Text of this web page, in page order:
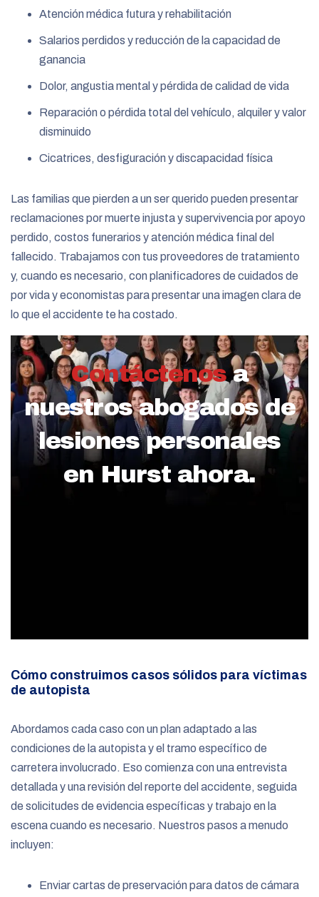
Atención médica futura y rehabilitación
Salarios perdidos y reducción de la capacidad de
ganancia
Dolor, angustia mental y pérdida de calidad de vida
Reparación o pérdida total del vehículo, alquiler y valor
disminuido
Cicatrices, desfiguración y discapacidad física
Las familias que pierden a un ser querido pueden presentar
reclamaciones por muerte injusta y supervivencia por apoyo
perdido, costos funerarios y atención médica final del
fallecido. Trabajamos con tus proveedores de tratamiento
y, cuando es necesario, con planificadores de cuidados de
por vida y economistas para presentar una imagen clara de
lo que el accidente te ha costado.
Contáctenos a
nuestros abogados de
lesiones personales
en Hurst ahora.
Cómo construimos casos sólidos para víctimas
de autopista
Abordamos cada caso con un plan adaptado a las
condiciones de la autopista y el tramo específico de
carretera involucrado. Eso comienza con una entrevista
detallada y una revisión del reporte del accidente, seguida
de solicitudes de evidencia específicas y trabajo en la
escena cuando es necesario. Nuestros pasos a menudo
incluyen:
Enviar cartas de preservación para datos de cámara